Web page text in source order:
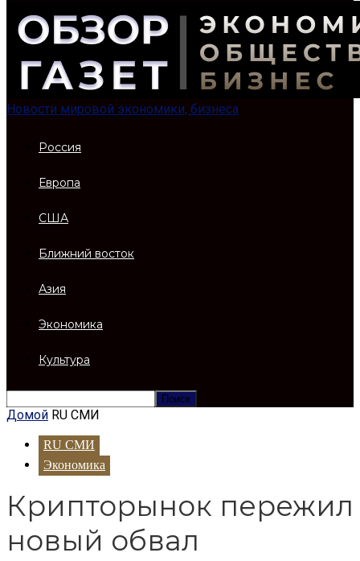
Новости мировой экономики, бизнеса
Россия
Европа
США
Ближний восток
Азия
Экономика
Культура
Домой RU СМИ
RU СМИ
Экономика
Крипторынок пережил
новый обвал